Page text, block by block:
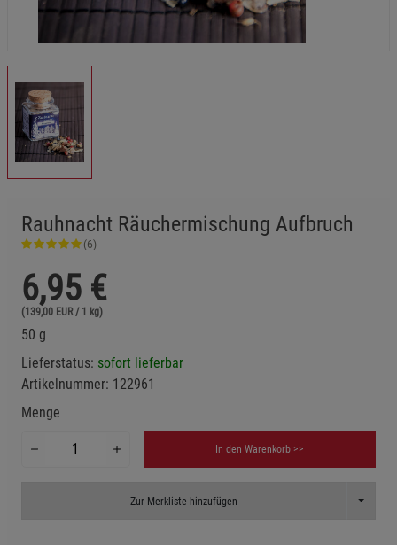
Rauhnacht Räuchermischung Aufbruch
(6)
6,95 €
(139,00 EUR / 1 kg)
50 g
Lieferstatus: sofort lieferbar
Artikelnummer: 122961
Menge
In den Warenkorb >>
Zur Merkliste hinzufügen Toggle